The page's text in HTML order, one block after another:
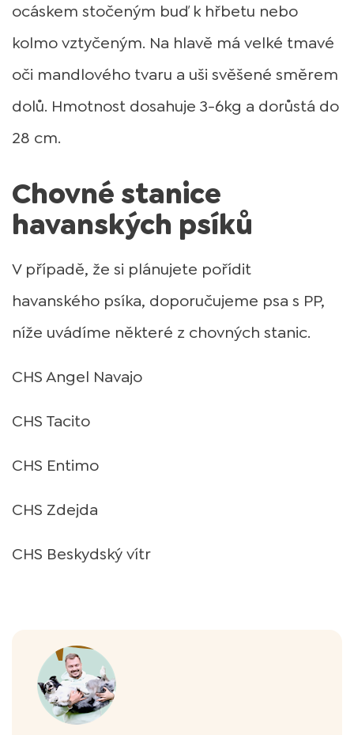
ocáskem stočeným buď k hřbetu nebo
kolmo vztyčeným. Na hlavě má velké tmavé
oči mandlového tvaru a uši svěšené směrem
dolů. Hmotnost dosahuje 3-6kg a dorůstá do
28 cm.
Chovné stanice
havanských psíků
V případě, že si plánujete pořídit
havanského psíka, doporučujeme psa s PP,
níže uvádíme některé z chovných stanic.
CHS Angel Navajo
CHS Tacito
CHS Entimo
CHS Zdejda
CHS Beskydský vítr